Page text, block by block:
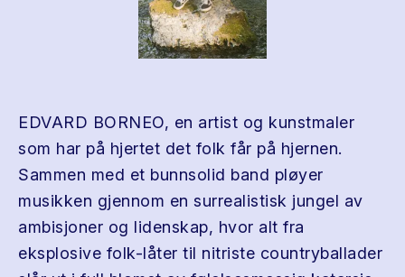
EDVARD BORNEO, en artist og kunstmaler
som har på hjertet det folk får på hjernen.
Sammen med et bunnsolid band pløyer
musikken gjennom en surrealistisk jungel av
ambisjoner og lidenskap, hvor alt fra
eksplosive folk-låter til nitriste countryballader